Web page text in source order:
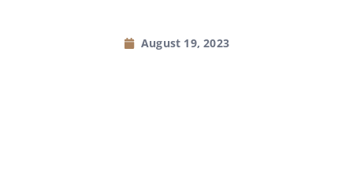
August 19, 2023